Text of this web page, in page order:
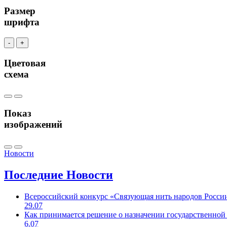
Размер
шрифта
- +
Цветовая
схема
Показ
изображений
Новости
Последние Новости
Всероссийский конкурс «Связующая нить народов
29.07
Как принимается решение о назначении
6.07